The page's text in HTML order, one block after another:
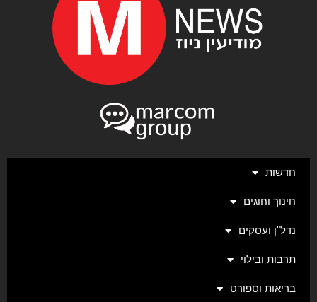
חדשות
חינוך וחוגים
נדל"ן ועסקים
תרבות ובילוי
בריאות וספורט